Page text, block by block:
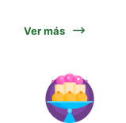
Ver más